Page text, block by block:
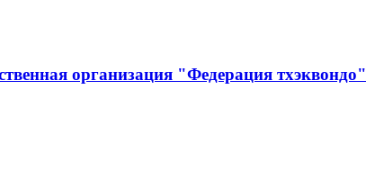
организация "Федерация тхэквондо"